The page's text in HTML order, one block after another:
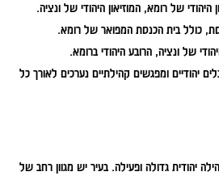
היהודי של רומא, המוזיאון היהודי של ונציה.
כולל בית הכנסת המפואר של רומא.
של ונציה, הרובע היהודי ברומא.
יהודיים ומפגשים קהילתיים נערכים לאורך כל
יהודית גדולה ופעילה. בעיר יש מגוון רחב של